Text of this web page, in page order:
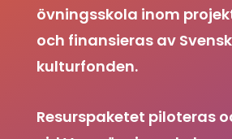
övningsskola inom
och finansieras av
kulturfonden.
Resurspaketet piloteras